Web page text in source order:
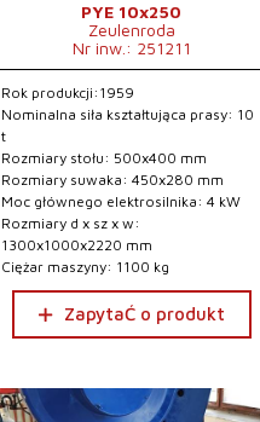
PYE 10x250
Zeulenroda
Nr inw.: 251211
Rok produkcji:1959
Nominalna siła kształtująca prasy: 10
t
Rozmiary stołu: 500x400 mm
Rozmiary suwaka: 450x280 mm
Moc głównego elektrosilnika: 4 kW
Rozmiary d x sz x w:
1300x1000x2220 mm
Ciężar maszyny: 1100 kg
ZapytaĆ o produkt